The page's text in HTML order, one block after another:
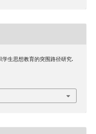
生思想教育的突围路径研究.